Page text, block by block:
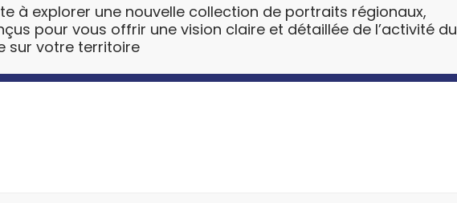
à explorer une nouvelle collection de portraits régionaux,
pour vous offrir une vision claire et détaillée de l’activité du
sur votre territoire